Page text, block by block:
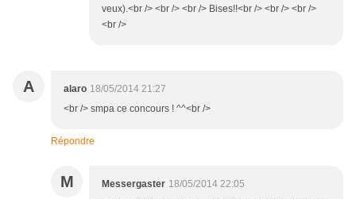
veux).<br /> <br /> <br /> Bises!!<br /> <br /> <br />
<br />
A alaro 18/05/2014 21:27
<br /> smpa ce concours ! ^^<br />
Répondre
M Messergaster 18/05/2014 22:05